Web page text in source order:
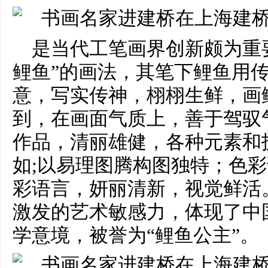
是当代工笔画界创新颇为
鲤鱼”的画法，其笔下鲤鱼用
意，写实传神，栩栩生鲜，
到，在画面气质上，善于驾
作品，清丽雄健，各种元素
如;以易理图腾构图独特；色
彩语言，妍丽清新，视觉鲜
激发的艺术敏感力，体现了
学意境，被誉为“鲤鱼公主”。